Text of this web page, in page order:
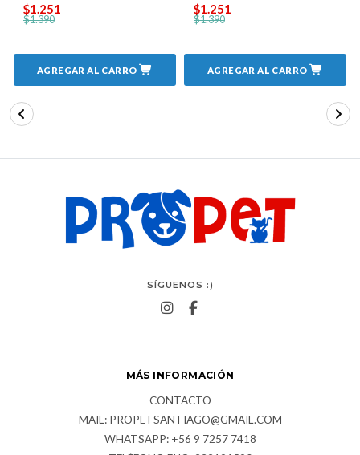
$1.251
$1.390
AGREGAR AL CARRO
$1.251
$1.390
AGREGAR AL CARRO
SÍGUENOS :)
MÁS INFORMACIÓN
CONTACTO
MAIL: PROPETSANTIAGO@GMAIL.COM
WHATSAPP: +56 9 7257 7418